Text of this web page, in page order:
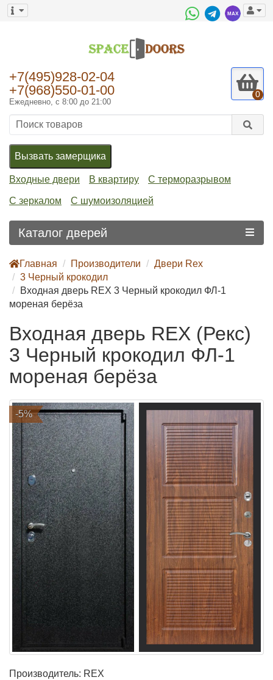
+7(495)928-02-04
+7(968)550-01-00
Ежедневно, с 8:00 до 21:00
0
Вызвать замерщика
Входные двери В квартиру С терморазрывом
С зеркалом С шумоизоляцией
Каталог дверей
Главная Производители
Двери Rex
3 Черный крокодил
Входная дверь REX 3 Черный крокодил ФЛ-1
мореная берёза
Входная дверь REX (Рекс)
3 Черный крокодил ФЛ-1
мореная берёза
-5%
Производитель: REX